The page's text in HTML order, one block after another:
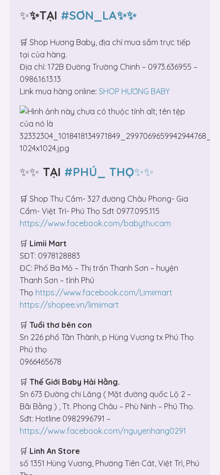
✨✨TẠI #SƠN_LA✨✨
🛒 Shop Hương Baby, địa chỉ mua sắm trực tiếp
tại của hàng.
Địa chỉ: 172B Đường Trường Chinh – 0973.636955 –
0986.16.13.13
Link mua hàng online: SHOP HƯƠNG BABY
✨✨ TẠI #PHÚ_ THỌ✨✨
🛒 Shop Thu Cầm- 327 đường Châu Phong- Gia
Cẩm- Việt Trì- Phú Thọ Sđt 0977.095.115
https://www.facebook.com/babythucam
🛒 Limii Mart
SĐT: 0978128883
ĐC: Phố Ba Mỏ – Thị trấn Thanh Sơn – huyện
Thanh Sơn – tỉnh Phú
Thọ https://www.facebook.com/Limiimart
https://shopee.vn/limiimart
🛒 Tuổi thơ bên con
Sn 226 phố Tân Thành, p Hùng Vương tx Phú Thọ
Phú thọ
0966465678
🛒 Thế Giới Baby Hải Hằng.
Sn 673 Đường chi Lăng ( Mặt đường quốc Lộ 2 –
Bãi Bằng ) , Tt. Phong Châu – Phù Ninh – Phú Thọ.
Sđt: Hotline 0982996791 –
https://www.facebook.com/nguyenhang0291
🛒 Linh An Store
số 1351 Hùng Vương, Phường Tiên Cát, Việt Trì, Phú